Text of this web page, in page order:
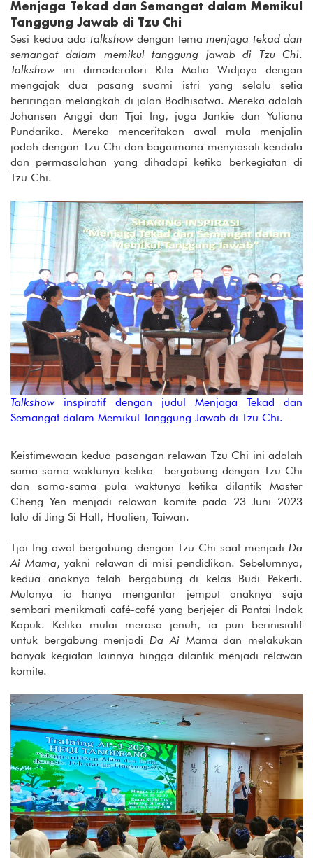
Menjaga Tekad dan Semangat dalam Memikul
Tanggung Jawab di Tzu Chi
Sesi kedua ada talkshowdengan tema menjaga tekad dan
semangat dalam memikul tanggung jawab di Tzu Chi.
Talkshow ini dimoderatori Rita Malia Widjaya dengan
mengajak dua pasang suami istri yang selalu setia
beriringan melangkah di jalan Bodhisatwa. Mereka adalah
Johansen Anggi dan Tjai Ing, juga Jankie dan Yuliana
Pundarika. Mereka menceritakan awal mula menjalin
jodoh dengan Tzu Chi dan bagaimana menyiasati kendala
dan permasalahan yang dihadapi ketika berkegiatan di
Tzu Chi.
Talkshowinspiratif dengan judul Menjaga Tekad dan
Semangat dalam Memikul Tanggung Jawab di Tzu Chi.
Keistimewaan kedua pasangan relawan Tzu Chi ini adalah
sama-sama waktunya ketika bergabung dengan Tzu Chi
dan sama-sama pula waktunya ketika dilantik Master
Cheng Yen menjadi relawan komite pada 23 Juni 2023
lalu di Jing Si Hall, Hualien, Taiwan.
Tjai Ing awal bergabung dengan Tzu Chi saat menjadi Da
Ai Mama, yakni relawan di misi pendidikan. Sebelumnya,
kedua anaknya telah bergabung di kelas Budi Pekerti.
Mulanya ia hanya mengantar jemput anaknya saja
sembari menikmati café-café yang berjejer di Pantai Indak
Kapuk. Ketika mulai merasa jenuh, ia pun berinisiatif
untuk bergabung menjadiDa AiMama dan melakukan
banyak kegiatan lainnya hingga dilantik menjadi relawan
komite.